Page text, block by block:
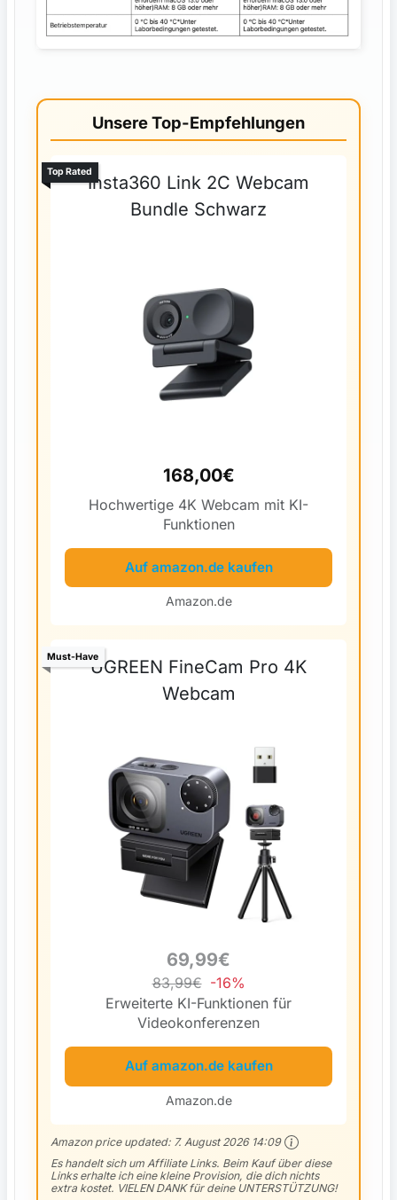
Unsere Top-Empfehlungen
Insta360 Link 2C Webcam
Bundle Schwarz
Top Rated
168,00€
Hochwertige 4K Webcam mit KI-
Funktionen
Auf amazon.de kaufen
Amazon.de
UGREEN FineCam Pro 4K
Webcam
Must-Have
69,99€
83,99€ -16%
Erweiterte KI-Funktionen für
Videokonferenzen
Auf amazon.de kaufen
Amazon.de
Amazon price updated: 7. August 2026 14:09
Es handelt sich um Affiliate Links. Beim Kauf über diese
Links erhalte ich eine kleine Provision, die dich nichts
extra kostet. VIELEN DANK für deine UNTERSTÜTZUNG!